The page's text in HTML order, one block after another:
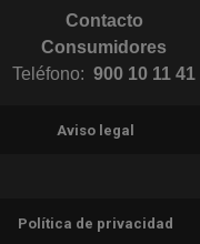
Contacto
Consumidores
Teléfono: 900 10 11 41
Aviso legal
Política de privacidad